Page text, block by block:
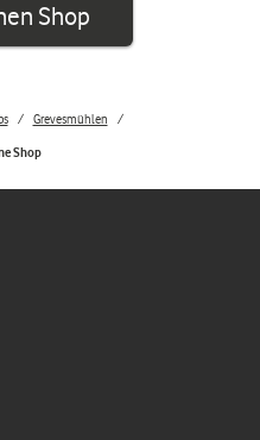
Shop
Grevesmühlen
Shop
einem neuen Tab